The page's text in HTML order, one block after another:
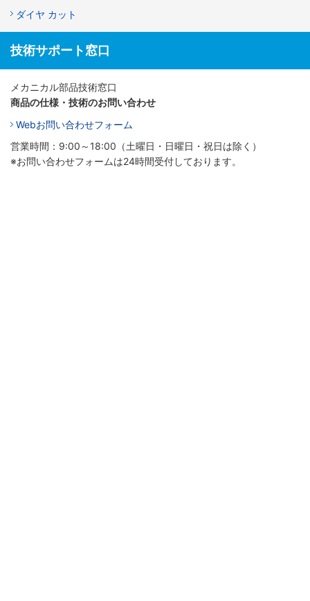
ダイヤ カット
技術サポート窓口
メカニカル部品技術窓口
商品の仕様・技術のお問い合わせ
Webお問い合わせフォーム
営業時間：9:00～18:00（土曜日・日曜日・祝日は除く）
※お問い合わせフォームは24時間受付しております。